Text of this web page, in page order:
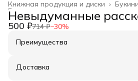
Книжная продукция и диски ›
Главная
Невыдуманные
500 ₽714 ₽−30%
Преимущества
Оплата частями в Сплит
Удобный возврат
Доставка